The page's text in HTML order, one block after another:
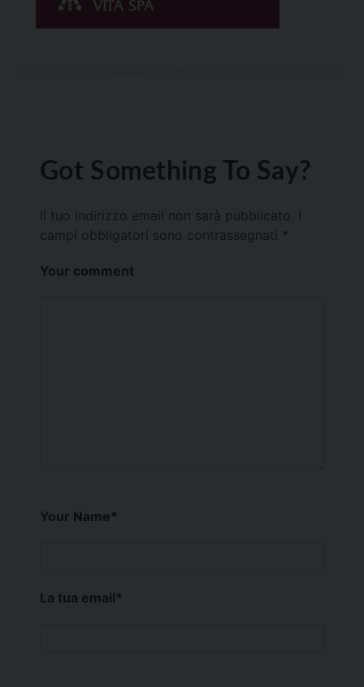
Got Something To Say?
Il tuo indirizzo email non sarà pubblicato.
campi obbligatori sono contrassegnati *
Your comment
Your Name*
La tua email*